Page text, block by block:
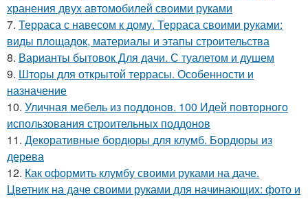
хранения двух автомобилей своими руками
7. Терраса с навесом к дому. Терраса своими руками:
виды площадок, материалы и этапы строительства
8. Варианты бытовок Для дачи. С туалетом и душем
9. Шторы для открытой террасы. Особенности и
назначение
10. Уличная мебель из поддонов. 100 Идей повторного
использования строительных поддонов
11. Декоративные бордюры для клумб. Бордюры из
дерева
12. Как оформить клумбу своими руками на даче.
Цветник на даче своими руками для начинающих: фото и